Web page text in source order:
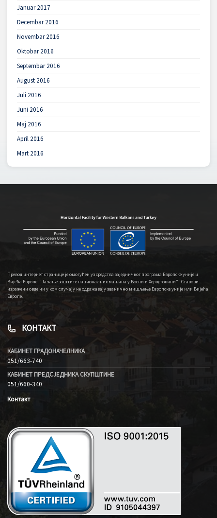
Januar 2017
Decembar 2016
Novembar 2016
Oktobar 2016
Septembar 2016
August 2016
Juli 2016
Juni 2016
Maj 2016
April 2016
Mart 2016
Превод интернет странице је омогућен уз средства заједничког програма Европске уније и
Вијећа Европе, “Јачање заштите националних мањина у Босни и Херцеговини” . Ставови
изражени овде ни у ком случају не одражавају званично мишљење Европске уније или Вијећа
Европе.
КОНТАКТ
КАБИНЕТ ГРАДОНАЧЕЛНИКА
051/663-740
КАБИНЕТ ПРЕДСЈЕДНИКА СКУПШТИНЕ
051/660-340
Контакт